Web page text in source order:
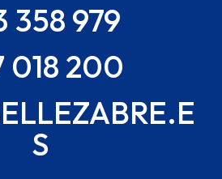
358 979
018 200
S